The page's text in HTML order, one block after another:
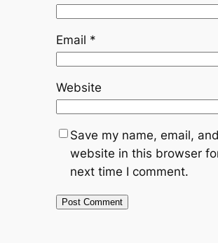
Email *
Website
Save my name, email, and
website in this browser
next time I comment.